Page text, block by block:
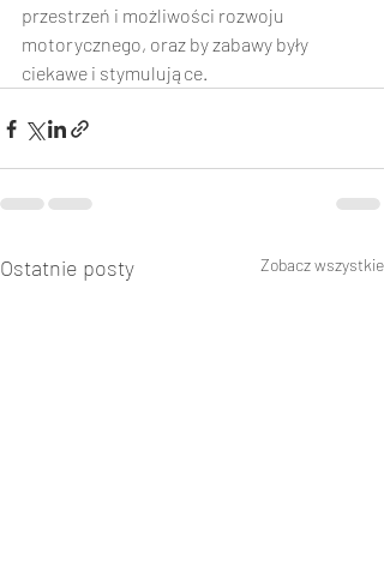
przestrzeń i możliwości rozwoju
motorycznego, oraz by zabawy były
ciekawe i stymulujące.
Ostatnie posty Zobacz wszystkie